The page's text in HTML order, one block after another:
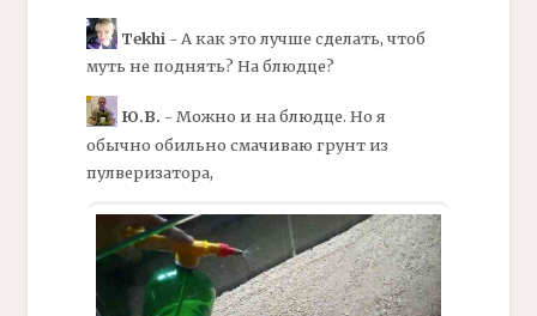
Tekhi- А как это лучше сделать, чтоб
муть не поднять? На блюдце?
Ю.В. - Можно и на блюдце. Но я
обычно обильно смачиваю грунт из
пулверизатора,